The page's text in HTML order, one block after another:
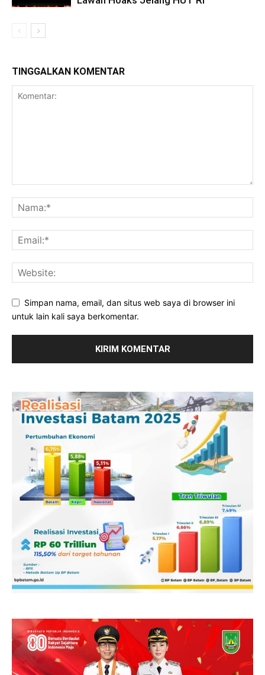
TINGGALKAN KOMENTAR
Simpan nama, email, dan situs web saya di browser ini
untuk lain kali saya berkomentar.